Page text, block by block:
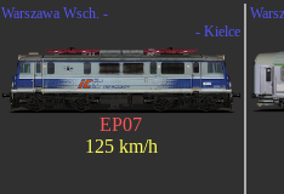
Warszawa Wsch. -
- Kielce
EP07
125 km/h